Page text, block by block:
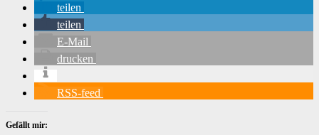
teilen
teilen
E-Mail
drucken
RSS-feed
Gefällt mir: